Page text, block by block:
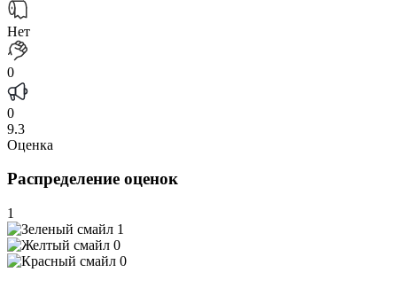
Нет
0
0
9.3
Оценка
Распределение оценок
1
1
0
0